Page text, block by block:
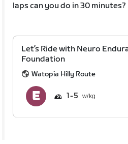
laps can you do in 30 minutes?
Let’s Ride with Neuro
Foundation
Watopia Hilly Route
1 5